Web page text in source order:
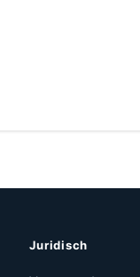
Juridisch